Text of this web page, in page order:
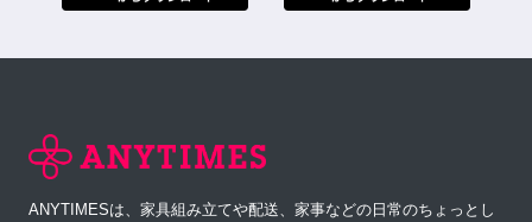
ANYTIMESは、家具組み立てや配送、家事などの日常のちょっとし